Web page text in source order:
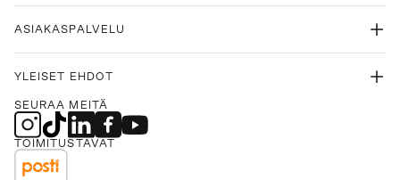
ASIAKASPALVELU
YLEISET EHDOT
SEURAA MEITÄ
TOIMITUSTAVAT